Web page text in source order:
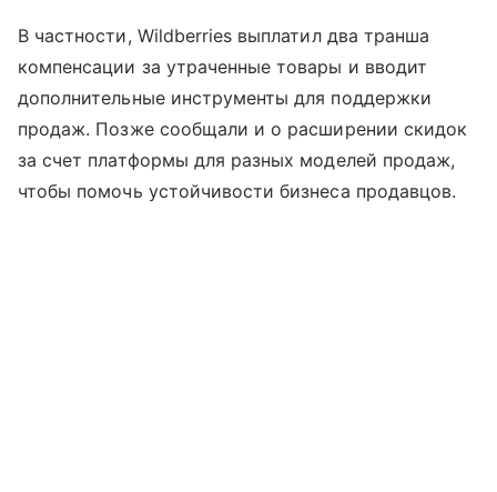
В частности, Wildberries выплатил два транша
компенсации за утраченные товары и вводит
дополнительные инструменты для поддержки
продаж. Позже сообщали и о расширении скидок
за счет платформы для разных моделей продаж,
чтобы помочь устойчивости бизнеса продавцов.